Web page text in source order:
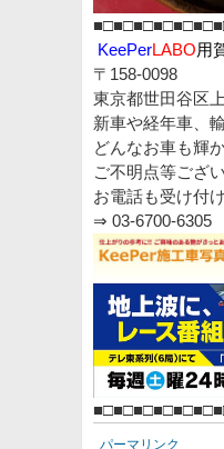
KeePerLABO用
〒158-0098
東京都世田谷区
新車や経年車、
どんなお車も輝
ご不明点等ござ
お電話も受け付
⇒ 03-6700-6305
パーマリンク